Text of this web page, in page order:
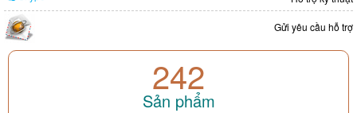
Gửi yêu cầu hỗ trợ
242
Sản phẩm